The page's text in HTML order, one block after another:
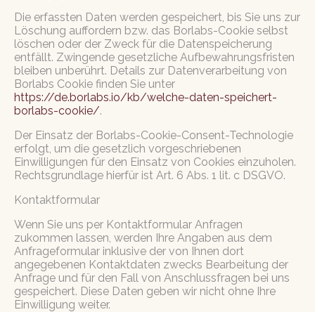
Die erfassten Daten werden gespeichert, bis Sie uns zur
Löschung auffordern bzw. das Borlabs-Cookie selbst
löschen oder der Zweck für die Datenspeicherung
entfällt. Zwingende gesetzliche Aufbewahrungsfristen
bleiben unberührt. Details zur Datenverarbeitung von
Borlabs Cookie finden Sie unter
https://de.borlabs.io/kb/welche-daten-speichert-
borlabs-cookie/.
Der Einsatz der Borlabs-Cookie-Consent-Technologie
erfolgt, um die gesetzlich vorgeschriebenen
Einwilligungen für den Einsatz von Cookies einzuholen.
Rechtsgrundlage hierfür ist Art. 6 Abs. 1 lit. c DSGVO.
Kontaktformular
Wenn Sie uns per Kontaktformular Anfragen
zukommen lassen, werden Ihre Angaben aus dem
Anfrageformular inklusive der von Ihnen dort
angegebenen Kontaktdaten zwecks Bearbeitung der
Anfrage und für den Fall von Anschlussfragen bei uns
gespeichert. Diese Daten geben wir nicht ohne Ihre
Einwilligung weiter.